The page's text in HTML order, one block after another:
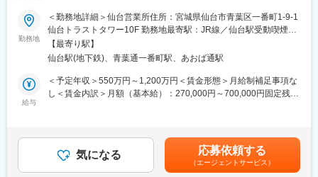
■業界未経験でも安心
入社後1週間のオリエンテーションを実施し、その後は支店の営業
メンバーに同行していただきます。
また、定期的に製品の勉強会も実施し、知識のアップデートが可
過去入社者には、アパレル業界の法人営業・リハビリ関連の営業
経験者などがおり、業界未経験でもしっかりご活躍いただける環
である情報機器、医療機器、産業用計測機器などの販売・サービ
ス提供を行う日本国内の事業会社です。オフィスや医療など様々
なお客様との接点を担いデジタルイメージング（画像・データ）
増員採用】
■業務内容：
医師や医療従事者に対して、当社製品の提案営業を行っていただ
きます。
＜具体的な業務例＞
・担当製品の提案、技術サポート（手術の立会いあり）
ど）
・各種学会への参加
勤務地
＜勤務地詳細＞仙台営業所住所：宮城県仙台市青葉区一番町1-9-1
仙台トラストタワー10F 勤務地最寄駅：JR線／仙台駅受動喫煙対
策：屋内全面禁煙変更の範囲：会社の定める事業所（リモートワ
ーク含む）
【最寄り駅】
仙台駅(地下鉄)、青葉通一番町駅、あおば通駅
給与
＜予定年収＞550万円～1,200万円＜賃金形態＞月給制補足事項な
し＜賃金内訳＞月額（基本給）：270,000円～700,000円固定残業
給与補足＞※上記は、セールスインセンティブのターゲット金額を
含めた理論年収となります。セールスインセンティブは個人業績
により算定されます。※具体的な年収金額については能力・経験等
気になる 応募依頼する
（エージェントサービス）